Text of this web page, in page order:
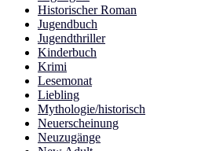
Historischer Roman
Jugendbuch
Jugendthriller
Kinderbuch
Krimi
Lesemonat
Liebling
Mythologie/historisch
Neuerscheinung
Neuzugänge